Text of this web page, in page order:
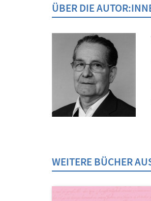
ÜBER DIE
WEITERE BÜCHER